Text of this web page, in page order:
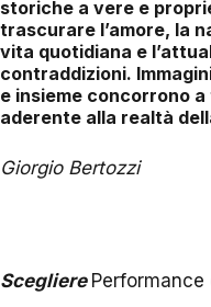
storiche a vere e
trascurare l’amore, la
vita quotidiana e
contraddizioni.
e insieme concorrono
aderente alla realtà
Giorgio Bertozzi
Scegliere Performance